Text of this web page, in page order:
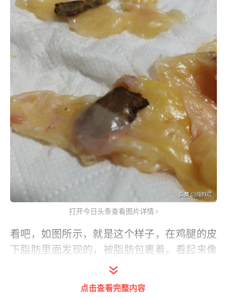
打开今日头条查看图片详情
看吧，如图所示，就是这个样子，在鸡腿的皮
下脂肪里面发现的，被脂肪包裹着。看起来像
粪便，我用鼻子凑近一闻，一股屎臭味，我被
吓得毛骨悚然，不寒而栗。
点击查看完整内容